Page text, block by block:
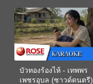
บัวทองร้องไห้ - เทพพร
เพชรอุบล (ซาวด์ดนตรี)